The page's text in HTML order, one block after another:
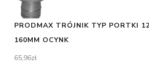
PRODMAX TRÓJNIK TYP PORTKI
160MM OCYNK
65,96zł